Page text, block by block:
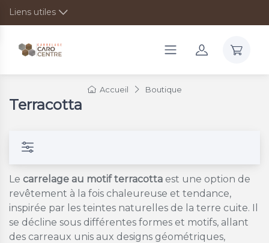
Liens utiles
Accueil Boutique
Terracotta
Le carrelage au motif terracotta est une option de
revêtement à la fois chaleureuse et tendance,
inspirée par les teintes naturelles de la terre cuite. Il
se décline sous différentes formes et motifs, allant
des carreaux unis aux designs géométriques,